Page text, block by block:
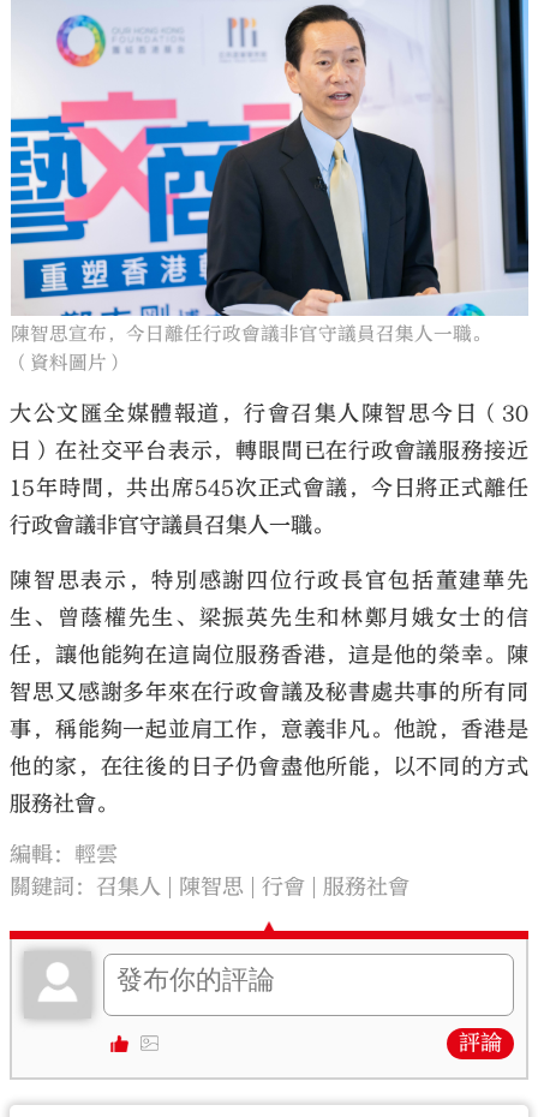
陳智思宣布，今日離任行政會議非官守議員召集人一職。
（資料圖片）
大公文匯全媒體報道，行會召集人陳智思今日（30
日）在社交平台表示，轉眼間已在行政會議服務接近
15年時間，共出席545次正式會議，今日將正式離任
行政會議非官守議員召集人一職。
陳智思表示，特別感謝四位行政長官包括董建華先
生、曾蔭權先生、梁振英先生和林鄭月娥女士的信
任，讓他能夠在這崗位服務香港，這是他的榮幸。陳
智思又感謝多年來在行政會議及秘書處共事的所有同
事，稱能夠一起並肩工作，意義非凡。他說，香港是
他的家，在往後的日子仍會盡他所能，以不同的方式
服務社會。
編輯：輕雲
關鍵詞： 召集人 陳智思 行會 服務社會
評論